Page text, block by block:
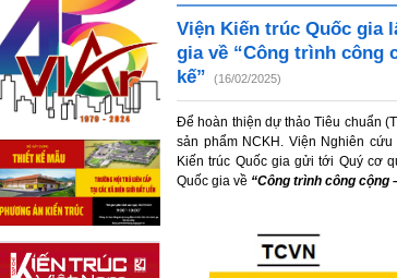
Viện Kiến trúc Quốc gia
gia về “Công trình công
kế”
(16/02/2025)
Để hoàn thiện dự thảo Tiêu chuẩn
sản phẩm NCKH. Viện Nghiên
Kiến trúc Quốc gia gửi tới Quý cơ
Quốc gia về “Công trình công cộng